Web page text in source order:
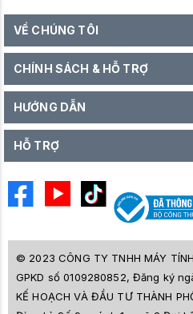
VỀ CHÚNG TÔI
CHÍNH SÁCH & HỖ TRỢ
HƯỚNG DẪN
HỖ TRỢ
© 2023 CÔNG TY TNHH MÁY
GPKD số 0109280852, Đăng ký
KẾ HOẠCH VÀ ĐẦU TƯ THÀNH